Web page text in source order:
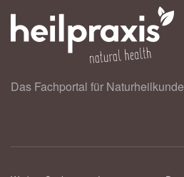
Das Fachportal für